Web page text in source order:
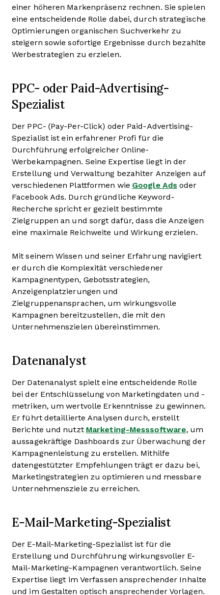
einer höheren Markenpräsenz rechnen. Sie spielen
eine entscheidende Rolle dabei, durch strategische
Optimierungen organischen Suchverkehr zu
steigern sowie sofortige Ergebnisse durch bezahlte
Werbestrategien zu erzielen.
PPC- oder Paid-Advertising-
Spezialist
Der PPC- (Pay-Per-Click) oder Paid-Advertising-
Spezialist ist ein erfahrener Profi für die
Durchführung erfolgreicher Online-
Werbekampagnen. Seine Expertise liegt in der
Erstellung und Verwaltung bezahlter Anzeigen auf
verschiedenen Plattformen wie Google Ads oder
Facebook Ads. Durch gründliche Keyword-
Recherche spricht er gezielt bestimmte
Zielgruppen an und sorgt dafür, dass die Anzeigen
eine maximale Reichweite und Wirkung erzielen.
Mit seinem Wissen und seiner Erfahrung navigiert
er durch die Komplexität verschiedener
Kampagnentypen, Gebotsstrategien,
Anzeigenplatzierungen und
Zielgruppenansprachen, um wirkungsvolle
Kampagnen bereitzustellen, die mit den
Unternehmenszielen übereinstimmen.
Datenanalyst
Der Datenanalyst spielt eine entscheidende Rolle
bei der Entschlüsselung von Marketingdaten und -
metriken, um wertvolle Erkenntnisse zu gewinnen.
Er führt detaillierte Analysen durch, erstellt
Berichte und nutzt Marketing-Messsoftware, um
aussagekräftige Dashboards zur Überwachung der
Kampagnenleistung zu erstellen. Mithilfe
datengestützter Empfehlungen trägt er dazu bei,
Marketingstrategien zu optimieren und messbare
Unternehmensziele zu erreichen.
E-Mail-Marketing-Spezialist
Der E-Mail-Marketing-Spezialist ist für die
Erstellung und Durchführung wirkungsvoller E-
Mail-Marketing-Kampagnen verantwortlich. Seine
Expertise liegt im Verfassen ansprechender Inhalte
und im Gestalten optisch ansprechender Vorlagen.